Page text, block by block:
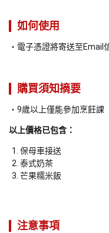
如何使用
電子憑證將寄送至Email
購買須知摘要
9歲以上僅能參加烹飪課
以上價格已包含：
保母車接送
泰式奶茶
芒果糯米飯
注意事項